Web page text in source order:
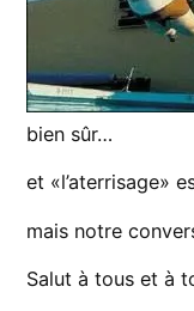
bien sûr…
et «l’aterrisage»
mais notre
Salut à tous et à